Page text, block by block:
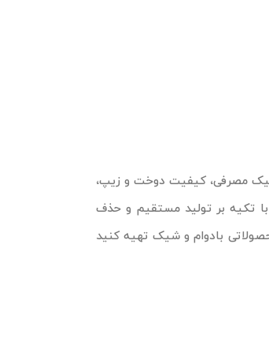
مصرفی، کیفیت دوخت و زیپ،
با تکیه بر تولید مستقیم و حذف
بادوام و شیک تهیه کنید